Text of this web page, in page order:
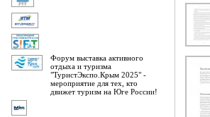
Форум выставка активного
отдыха и туризма
"ТуристЭкспо.Крым 2025" -
мероприятие для тех, кто
движет туризм на Юге России!